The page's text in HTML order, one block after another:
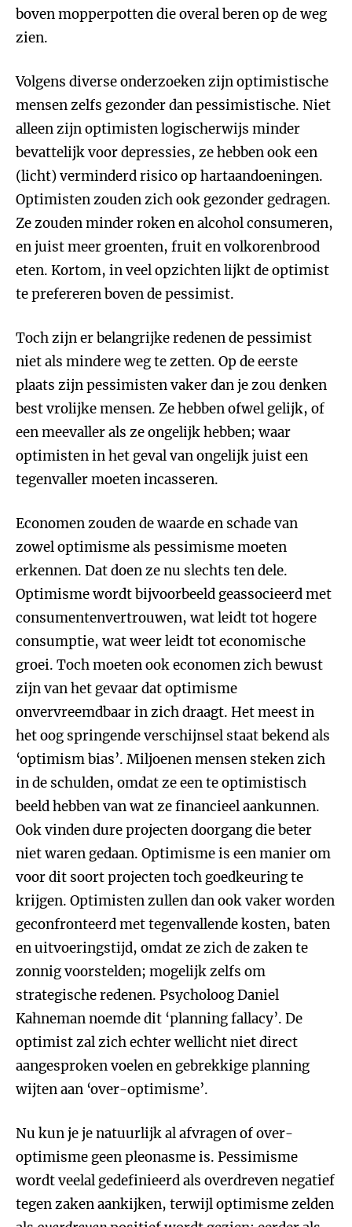
boven mopperpotten die overal beren op de weg
zien.
Volgens diverse onderzoeken zijn optimistische
mensen zelfs gezonder dan pessimistische. Niet
alleen zijn optimisten logischerwijs minder
bevattelijk voor depressies, ze hebben ook een
(licht) verminderd risico op hartaandoeningen.
Optimisten zouden zich ook gezonder gedragen.
Ze zouden minder roken en alcohol consumeren,
en juist meer groenten, fruit en volkorenbrood
eten. Kortom, in veel opzichten lijkt de optimist
te prefereren boven de pessimist.
Toch zijn er belangrijke redenen de pessimist
niet als mindere weg te zetten. Op de eerste
plaats zijn pessimisten vaker dan je zou denken
best vrolijke mensen. Ze hebben ofwel gelijk, of
een meevaller als ze ongelijk hebben; waar
optimisten in het geval van ongelijk juist een
tegenvaller moeten incasseren.
Economen zouden de waarde en schade van
zowel optimisme als pessimisme moeten
erkennen. Dat doen ze nu slechts ten dele.
Optimisme wordt bijvoorbeeld geassocieerd met
consumentenvertrouwen, wat leidt tot hogere
consumptie, wat weer leidt tot economische
groei. Toch moeten ook economen zich bewust
zijn van het gevaar dat optimisme
onvervreemdbaar in zich draagt. Het meest in
het oog springende verschijnsel staat bekend als
‘optimism bias’. Miljoenen mensen steken zich
in de schulden, omdat ze een te optimistisch
beeld hebben van wat ze financieel aankunnen.
Ook vinden dure projecten doorgang die beter
niet waren gedaan. Optimisme is een manier om
voor dit soort projecten toch goedkeuring te
krijgen. Optimisten zullen dan ook vaker worden
geconfronteerd met tegenvallende kosten, baten
en uitvoeringstijd, omdat ze zich de zaken te
zonnig voorstelden; mogelijk zelfs om
strategische redenen. Psycholoog Daniel
Kahneman noemde dit ‘planning fallacy’. De
optimist zal zich echter wellicht niet direct
aangesproken voelen en gebrekkige planning
wijten aan ‘over-optimisme’.
Nu kun je je natuurlijk al afvragen of over-
optimisme geen pleonasme is. Pessimisme
wordt veelal gedefinieerd als overdreven negatief
tegen zaken aankijken, terwijl optimisme zelden